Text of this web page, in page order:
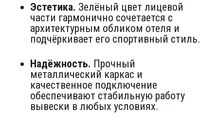
Эстетика. Зелёный цвет лицевой
части гармонично сочетается с
архитектурным обликом отеля и
подчёркивает его спортивный стиль.
Надёжность. Прочный
металлический каркас и
качественное подключение
обеспечивают стабильную работу
вывески в любых условиях.